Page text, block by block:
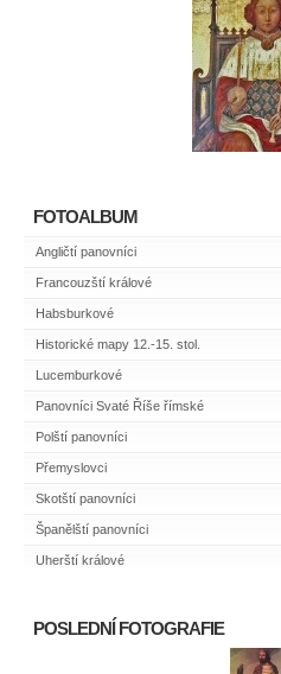
FOTOALBUM
Angličtí panovníci
Francouzští králové
Habsburkové
Historické mapy 12.-15. stol.
Lucemburkové
Panovníci Svaté Říše římské
Polští panovníci
Přemyslovci
Skotští panovníci
Španělští panovníci
Uherští králové
POSLEDNÍ FOTOGRAFIE